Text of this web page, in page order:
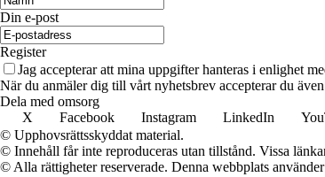
Din e-post
Register
Jag accepterar att mina uppgifter hanteras i enlighet
När du anmäler dig till vårt nyhetsbrev accepterar du
Dela med omsorg
X
Facebook Instagram LinkedIn
© Upphovsrättsskyddat material.
© Innehåll får inte reproduceras utan tillstånd. Vissa
© Alla rättigheter reserverade. Denna webbplats